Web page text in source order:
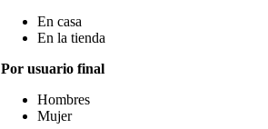
En casa
En la tienda
Por usuario final
Hombres
Mujer